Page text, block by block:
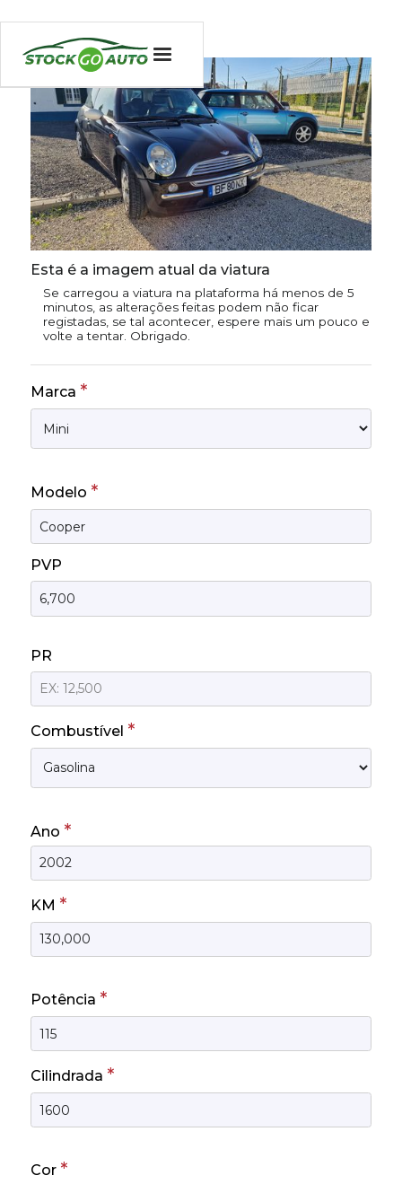
Esta é a imagem atual da viatura
Se carregou a viatura na plataforma há menos de 5
minutos, as alterações feitas podem não ficar
registadas, se tal acontecer, espere mais um pouco e
volte a tentar. Obrigado.
Marca *
Modelo *
PVP
PR
Combustível *
Ano *
KM *
Potência *
Cilindrada *
Cor *